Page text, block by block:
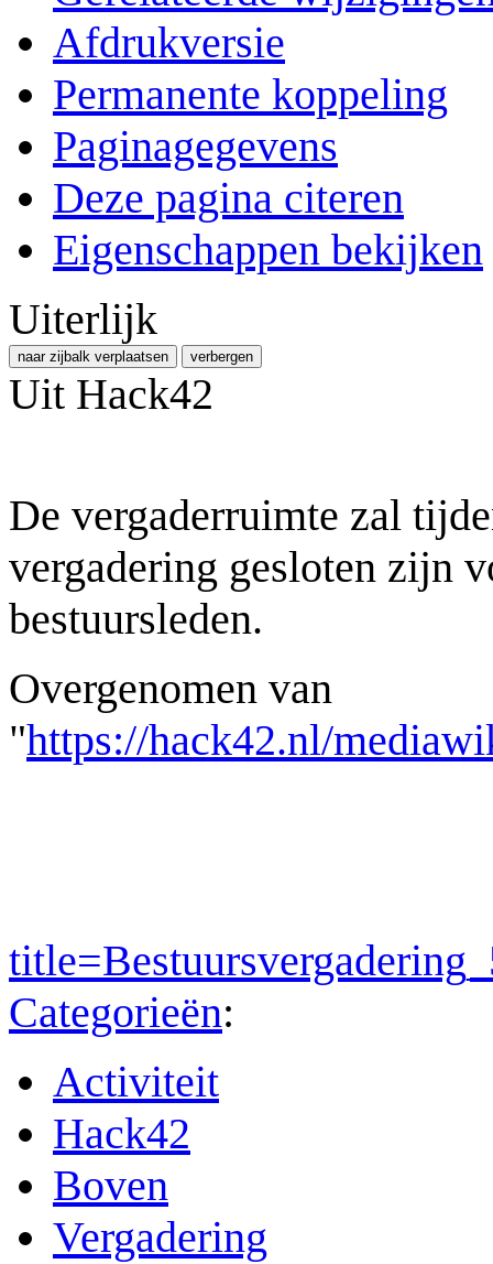
Afdrukversie
Permanente koppeling
Paginagegevens
Deze pagina citeren
Eigenschappen bekijken
Uiterlijk
naar zijbalk verplaatsen verbergen
Uit Hack42
De vergaderruimte zal
vergadering gesloten zijn
bestuursleden.
Overgenomen van
"https://hack42.nl/
Categorieën:
Activiteit
Hack42
Boven
Vergadering